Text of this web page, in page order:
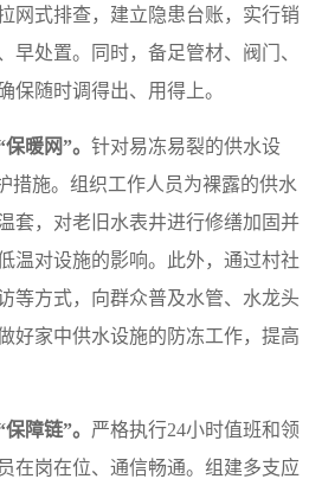
网式排查，建立隐患台账，实行销
早处置。同时，备足管材、阀门、
保随时调得出、用得上。
暖网”。 针对易冻易裂的供水设
措施。组织工作人员为裸露的供水
套，对老旧水表井进行修缮加固并
温对设施的影响。此外，通过村社
等方式，向群众普及水管、水龙头
好家中供水设施的防冻工作，提高
障链”。 严格执行24小时值班和领
在岗在位、通信畅通。组建多支应